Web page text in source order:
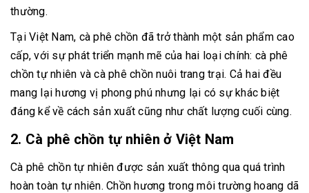
thường.
Tại Việt Nam, cà phê chồn đã trở thành một sản phẩm cao
cấp, với sự phát triển mạnh mẽ của hai loại chính: cà phê
chồn tự nhiên và cà phê chồn nuôi trang trại. Cả hai đều
mang lại hương vị phong phú nhưng lại có sự khác biệt
đáng kể về cách sản xuất cũng như chất lượng cuối cùng.
2. Cà phê chồn tự nhiên ở Việt Nam
Cà phê chồn tự nhiên được sản xuất thông qua quá trình
hoàn toàn tự nhiên. Chồn hương trong môi trường hoang dã